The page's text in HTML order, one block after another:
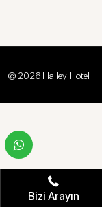
© 2026 Halley Hotel
Bizi Arayın